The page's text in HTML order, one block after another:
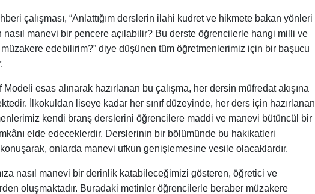
çalışması, “Anlattığım derslerin ilahi kudret ve hikmete bakan yönleri
manevi bir pencere açılabilir? Bu derste öğrencilerle hangi milli ve
edebilirim?” diye düşünen tüm öğretmenlerimiz için bir başucu
Modeli esas alınarak hazırlanan bu çalışma, her dersin müfredat akışına
İlkokuldan liseye kadar her sınıf düzeyinde, her ders için hazırlanan
kendi branş derslerini öğrencilere maddi ve manevi bütüncül bir
elde edeceklerdir. Derslerinin bir bölümünde bu hakikatleri
konuşarak, onlarda manevi ufkun genişlemesine vesile olacaklardır.
nasıl manevi bir derinlik katabileceğimizi gösteren, öğretici ve
oluşmaktadır. Buradaki metinler öğrencilerle beraber müzakere